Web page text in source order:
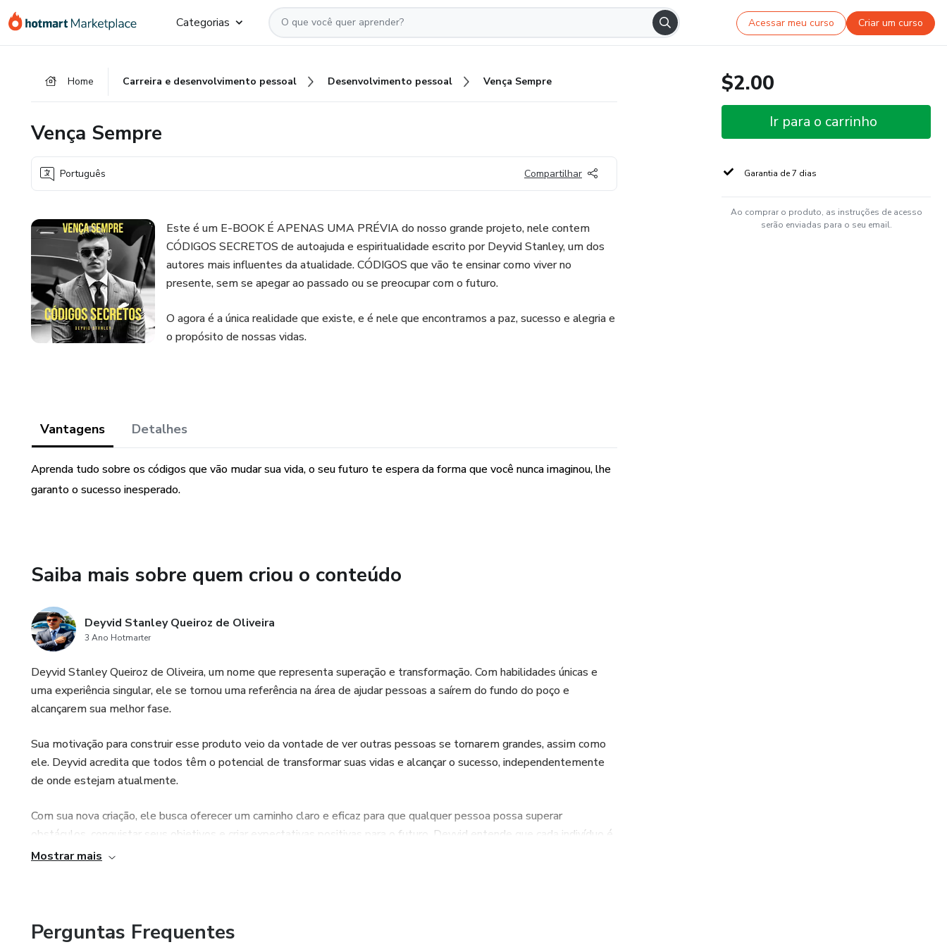
para
para
para
Categorias Acessar meu curso Criar um curso
Home Carreira e desenvolvimento pessoal Desenvolvimento pessoal Vença Sempre
Vença Sempre
Português Compartilhar
Este é um E-BOOK É APENAS UMA PRÉVIA do nosso grande projeto, nele contem
CÓDIGOS SECRETOS de autoajuda e espiritualidade escrito por Deyvid Stanley, um dos
autores mais influentes da atualidade. CÓDIGOS que vão te ensinar como viver no
presente, sem se apegar ao passado ou se preocupar com o futuro.
O agora é a única realidade que existe, e é nele que encontramos a paz, sucesso e alegria e
o propósito de nossas vidas.
Vantagens Detalhes
Aprenda tudo sobre os códigos que vão mudar sua vida, o seu futuro te espera da forma que você nunca imaginou, lhe
garanto o sucesso inesperado.
Saiba mais sobre quem criou o conteúdo
Deyvid Stanley Queiroz de Oliveira
3 Ano Hotmarter
Deyvid Stanley Queiroz de Oliveira, um nome que representa superação e transformação. Com habilidades únicas e
uma experiência singular, ele se tornou uma referência na área de ajudar pessoas a saírem do fundo do poço e
alcançarem sua melhor fase.
Sua motivação para construir esse produto veio da vontade de ver outras pessoas se tornarem grandes, assim como
ele. Deyvid acredita que todos têm o potencial de transformar suas vidas e alcançar o sucesso, independentemente
de onde estejam atualmente.
Com sua nova criação, ele busca oferecer um caminho claro e eficaz para que qualquer pessoa possa superar
obstáculos, conquistar seus objetivos e criar expectativas positivas para o futuro. Deyvid entende que cada indivíduo é
único e, por isso, desenvolveu um produto digital que se adapta às necessidades de cada pessoa, proporcionando um
o mentor que você precisa. Sua história inspiradora e sua expertise na área irão te guiar rumo ao sucesso e à realização
dos seus sonhos.
Mostrar mais
Perguntas Frequentes
$2.00
Ir para o carrinho
Garantia de 7 dias
Ao comprar o produto, as instruções de acesso
serão enviadas para o seu email.